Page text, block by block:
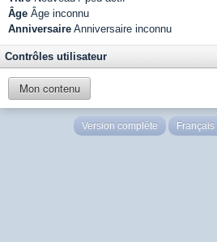
Âge Âge inconnu
Anniversaire Anniversaire inconnu
Contrôles utilisateur
Mon contenu
Version complète